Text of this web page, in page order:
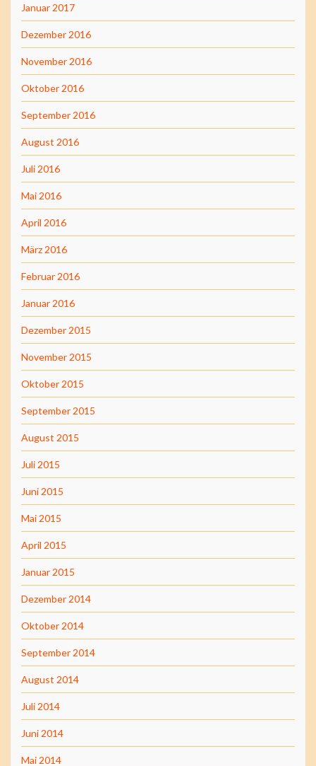
Januar 2017
Dezember 2016
November 2016
Oktober 2016
September 2016
August 2016
Juli 2016
Mai 2016
April 2016
März 2016
Februar 2016
Januar 2016
Dezember 2015
November 2015
Oktober 2015
September 2015
August 2015
Juli 2015
Juni 2015
Mai 2015
April 2015
Januar 2015
Dezember 2014
Oktober 2014
September 2014
August 2014
Juli 2014
Juni 2014
Mai 2014